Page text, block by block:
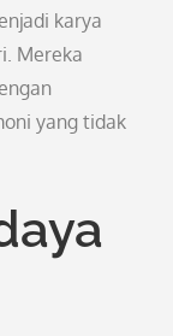
karya
Mereka
yang tidak